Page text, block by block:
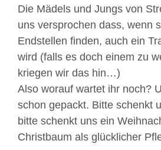
Die Mädels und Jungs von
uns versprochen dass, wenn
Endstellen finden, auch ein
wird (falls es doch einem zu
kriegen wir das hin…)
Also worauf wartet ihr noch?
schon gepackt. Bitte schenkt
bitte schenkt uns ein
Christbaum als glücklicher